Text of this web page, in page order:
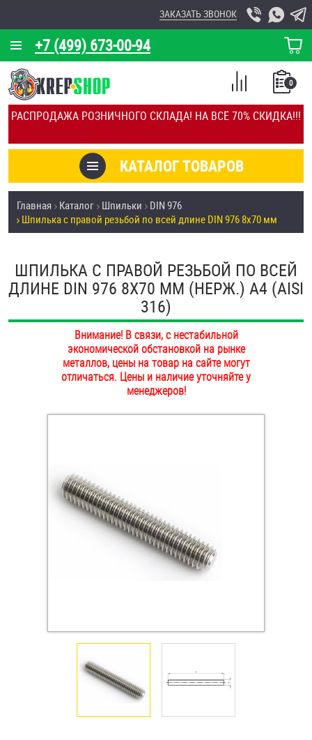
РАСПРОДАЖА РОЗНИЧНОГО СКЛАДА! НА ВСЁ 70% СКИДКА!!!
+7 (499) 673-00-94
ЗАКАЗАТЬ ЗВОНОК
КОРЗИНА
О КОМПАНИИ
КАЛЬКУЛЯТОР
ОТЗЫВЫ
УСЛУГИ
СКИДКИ
ОПТ
ПОКУПАТЕЛЯМ
ОПЛАТА И ДОСТАВКА
НАШИ МАГАЗИНЫ
КАТАЛОГ ТОВАРОВ
0
СПИСОК
СРАВНЕНИЕ
Товары со скидкой
Анкеры
Антивандальный крепёж, инструмент
Заклепки (Гайки-Заклепки)
Инструмент
Крюки, кольца с метрической резьбой
Оснастка и аксессуары для яхт
Главная Каталог Шпильки
DIN 976
Шпилька с правой резьбой по всей длине DIN 976 8х70 мм
ШПИЛЬКА С ПРАВОЙ РЕЗЬБОЙ ПО ВСЕЙ
ДЛИНЕ DIN 976 8Х70 ММ (НЕРЖ.) A4 (AISI
316)
Внимание! В связи, с нестабильной
экономической обстановкой на рынке
металлов, цены на товар на сайте могут
отличаться. Цены и наличие уточняйте у
менеджеров!